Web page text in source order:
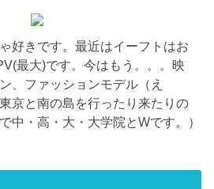
好きです。最近はイーフトはお
最大)です。今はもう。。。映
、ファッションモデル（え
京と南の島を行ったり来たりの
中・高・大・大学院とWです。）